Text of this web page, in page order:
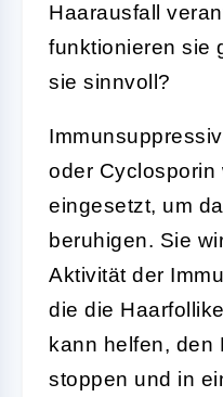
Haarausfall
funktionieren sie
sie sinnvoll?
oder Cyclosporin
eingesetzt, um
beruhigen. Sie
Aktivität der
die die
kann helfen, den
stoppen und in